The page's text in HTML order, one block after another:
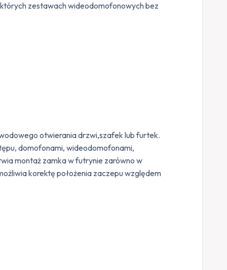
zestawach wideodomofonowych bez
otwierania drzwi,szafek lub furtek.
domofonami, wideodomofonami,
montaż zamka w futrynie zarówno w
korektę położenia zaczepu względem